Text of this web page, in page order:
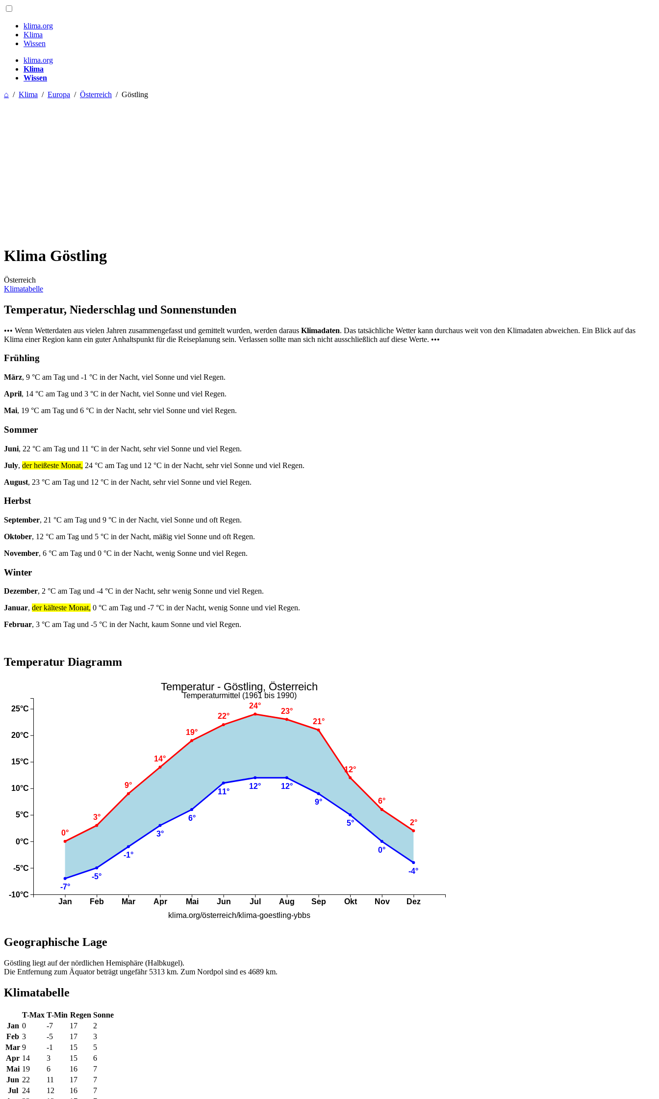
klima.org
Klima
Wissen
klima.org
Klima
Wissen
⌂ / Klima / Europa / Österreich / Göstling
Klima Göstling
Österreich
Klimatabelle
Temperatur, Niederschlag und Sonnenstunden
••• Wenn Wetterdaten aus vielen Jahren zusammengefasst und gemittelt wurden, werden daraus Klimadaten. Das tatsächliche Wetter kann durchaus weit von den Klimadaten abweichen. Ein Blick auf das
Klima einer Region kann ein guter Anhaltspunkt für die Reiseplanung sein. Verlassen sollte man sich nicht ausschließlich auf diese Werte. •••
Frühling
März, 9 °C am Tag und -1 °C in der Nacht, viel Sonne und viel Regen.
April, 14 °C am Tag und 3 °C in der Nacht, viel Sonne und viel Regen.
Mai, 19 °C am Tag und 6 °C in der Nacht, sehr viel Sonne und viel Regen.
Sommer
Juni, 22 °C am Tag und 11 °C in der Nacht, sehr viel Sonne und viel Regen.
July, der heißeste Monat, 24 °C am Tag und 12 °C in der Nacht, sehr viel Sonne und viel Regen.
August, 23 °C am Tag und 12 °C in der Nacht, sehr viel Sonne und viel Regen.
Herbst
September, 21 °C am Tag und 9 °C in der Nacht, viel Sonne und oft Regen.
Oktober, 12 °C am Tag und 5 °C in der Nacht, mäßig viel Sonne und oft Regen.
November, 6 °C am Tag und 0 °C in der Nacht, wenig Sonne und viel Regen.
Winter
Dezember, 2 °C am Tag und -4 °C in der Nacht, sehr wenig Sonne und viel Regen.
Januar, der kälteste Monat, 0 °C am Tag und -7 °C in der Nacht, wenig Sonne und viel Regen.
Februar, 3 °C am Tag und -5 °C in der Nacht, kaum Sonne und viel Regen.
Temperatur Diagramm
Geographische Lage
Göstling liegt auf der nördlichen Hemisphäre (Halbkugel).
Die Entfernung zum Äquator beträgt ungefähr 5313 km. Zum Nordpol sind es 4689 km.
Klimatabelle
T-Max T-Min Regen Sonne
Jan 0 -7 17
2
Feb 3 -5 17
3
Mar 9 -1 15
5
Apr 14 3 15
6
Mai 19 6 16
7
Jun 22 11 17
7
Jul 24 12 16
7